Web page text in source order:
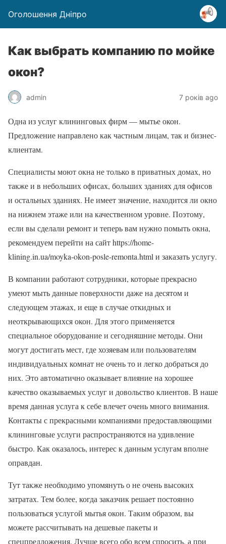
Оголошення Дніпро
Как выбрать компанию по мойке
окон?
admin 7 років ago
Одна из услуг клининговых фирм — мытье окон.
Предложение направлено как частным лицам, так и бизнес-
клиентам.
Специалисты моют окна не только в приватных домах, но
также и в небольших офисах, больших зданиях для офисов
и остальных зданиях. Не имеет значение, находится ли окно
на нижнем этаже или на качественном уровне. Поэтому,
если вы сделали ремонт и теперь вам нужно помыть окна,
рекомендуем перейти на сайт https://home-
klining.in.ua/moyka-okon-posle-remonta.html и заказать услугу.
В компании работают сотрудники, которые прекрасно
умеют мыть данные поверхности даже на десятом и
следующем этажах, и еще в случае откидных и
неоткрывающихся окон. Для этого применяется
специальное оборудование и сегодняшние методы. Они
могут достигать мест, где хозяевам или пользователям
индивидуальных комнат не очень то и легко добраться до
них. Это автоматично оказывает влияние на хорошее
качество оказываемых услуг и довольство клиентов. В наше
время данная услуга к себе влечет очень много внимания.
Контакты с прекрасными компаниями предоставляющими
клининговые услуги распространяются на удивление
быстро. Как оказалось, интерес к данным услугам вполне
оправдан.
Тут также необходимо упомянуть о не очень высоких
затратах. Тем более, когда заказчик решает постоянно
пользоваться услугой мытья окон. Таким образом, вы
можете рассчитывать на дешевые пакеты и
спецпредложения. Лучше всего обо всем спросить, а при